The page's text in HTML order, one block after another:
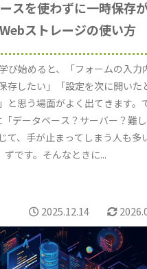
スを使わずに一時保存
ストレージの使い方
び始めると、「フォームの入力
存したい」「設定を次に開いた
と思う場面がよく出てきます。
データベース？サーバー？難
て、手が止まってしまう人も多
ずです。そんなときに...
2025.12.14